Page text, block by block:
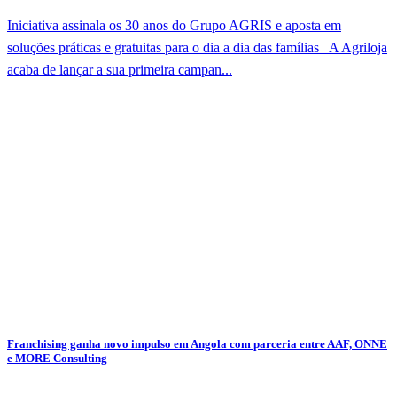
Iniciativa assinala os 30 anos do Grupo AGRIS e aposta em
soluções práticas e gratuitas para o dia a dia das famílias A Agriloja
acaba de lançar a sua primeira campan...
Franchising ganha novo impulso em Angola com parceria entre AAF, ONNE
e MORE Consulting